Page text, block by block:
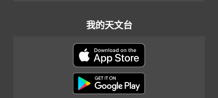
我的天文台